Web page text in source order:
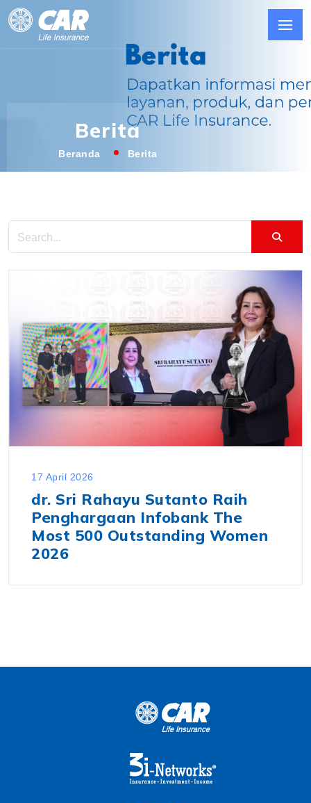
Berita
Beranda Berita
17 April 2026
dr. Sri Rahayu Sutanto Raih
Penghargaan Infobank The
Most 500 Outstanding Women
2026